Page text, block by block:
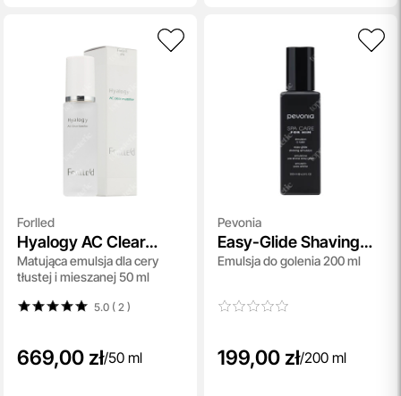
Forlled
Hyalogy AC Clear
Mattifier
Matująca emulsja dla cery
tłustej i mieszanej 50 ml
5.0 ( 2 )
669,00 zł/50 ml
Pevonia
Easy-Glide Shaving
Emulsion
Emulsja do golenia 200 ml
199,00 zł/200 ml